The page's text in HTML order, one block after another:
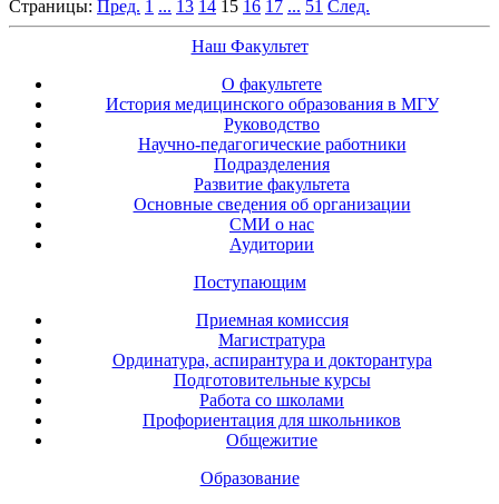
Страницы: Пред. 1 ... 13 14 15 16 17 ... 51 След.
Наш Факультет
О факультете
История медицинского образования в МГУ
Руководство
Научно-педагогические работники
Подразделения
Развитие факультета
Основные сведения об организации
СМИ о нас
Аудитории
Поступающим
Приемная комиссия
Магистратура
Ординатура, аспирантура и докторантура
Подготовительные курсы
Работа со школами
Профориентация для школьников
Общежитие
Образование